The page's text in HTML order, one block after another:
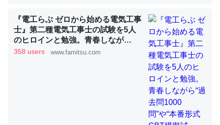
昆虫ってカルシウム少ないのか。知らんかった。調べたら
コオロギのカルシウム分はエビの600分の1程度。
─ニュース :: 【研究発表】昆虫学の大問題＝「昆虫はなぜ海にいな
『電工らぶ ゼロから始める電気工事
士』第二種電気工事士の試験を5人
のヒロインと勉強。青春しなが
ら“過去問1000問”や“本番形式CBT
358 users www.famitsu.com